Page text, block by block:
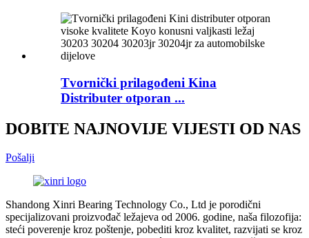
Tvornički prilagođeni Kina
Distributer otporan ...
DOBITE NAJNOVIJE VIJESTI OD NAS
Pošalji
Shandong Xinri Bearing Technology Co., Ltd je porodični
specijalizovani proizvođač ležajeva od 2006. godine, naša filozofija:
steći poverenje kroz poštenje, pobediti kroz kvalitet, razvijati se kroz